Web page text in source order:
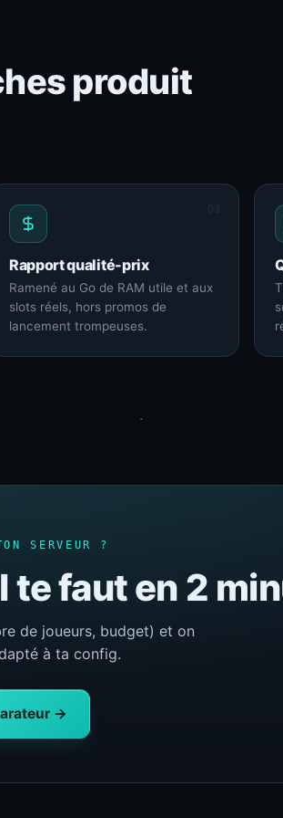
produit
03
Rapport qualité-prix
Ramené au Go de RAM utile et aux
slots réels, hors promos de
lancement trompeuses.
SERVEUR ?
te faut en 2
de joueurs, budget) et on
à ta config.
→